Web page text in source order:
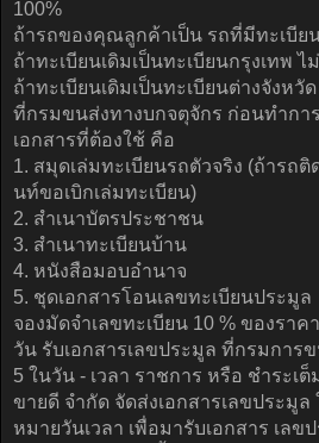
100%
ถ้ารถของคุณลูกค้าเป็น รถที่มีทะเบีย
ถ้าทะเบียนเดิมเป็นทะเบียนกรุงเทพ
ถ้าทะเบียนเดิมเป็นทะเบียนต่างจังห
ที่กรมขนส่งทางบกจตุจักร ก่อนทำกา
เอกสารที่ต้องใช้ คือ
1. สมุดเล่มทะเบียนรถตัวจริง (ถ้ารถ
นท์ขอเบิกเล่มทะเบียน)
2. สำเนาบัตรประชาชน
3. สำเนาทะเบียนบ้าน
4. หนังสือมอบอำนาจ
5. ชุดเอกสารโอนเลขทะเบียนประมูล
จองมัดจำเลขทะเบียน 10 % ของราค
วัน รับเอกสารเลขประมูล ที่กรมการ
5 ในวัน - เวลา ราชการ หรือ ชำระเ
ขายดี จำกัด จัดส่งเอกสารเลขประมู
หมายวันเวลา เพื่อมารับเอกสาร เล